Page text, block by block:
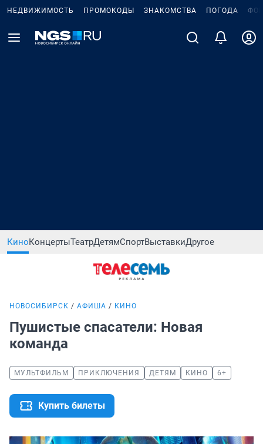
НЕДВИЖИМОСТЬ ПРОМОКОДЫ ЗНАКОМСТВА ПОГОДА
КиноКонцертыТеатрДетямСпортВыставкиДругое
НОВОСИБИРСК АФИША КИНО
Пушистые спасатели: Новая
команда
МУЛЬТФИЛЬМ ПРИКЛЮЧЕНИЯ ДЕТЯМ КИНО 6+
Купить билеты